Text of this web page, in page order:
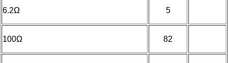
6.2Ω 5
100Ω 82